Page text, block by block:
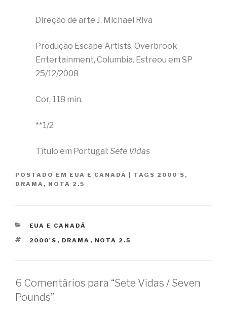
Direção de arte J. Michael Riva
Produção Escape Artists, Overbrook
Entertainment, Columbia. Estreou em SP
25/12/2008
Cor, 118 min.
**1/2
Título em Portugal: Sete Vidas
POSTADO EM EUA E CANADÁ TAGS 2000'S ,
DRAMA , NOTA 2.5
CATEGORIAS
EUA E CANADÁ
TAGS
2000'S , DRAMA , NOTA 2.5
6 Comentários para “Sete Vidas / Seven
Pounds”